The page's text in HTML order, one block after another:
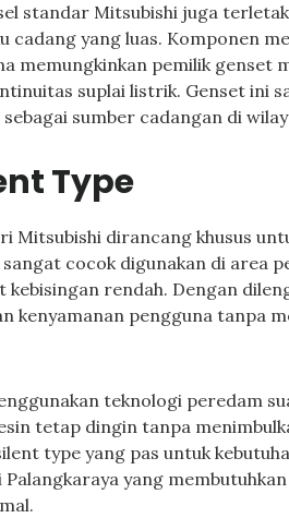
standar Mitsubishi juga
cadang yang luas. Komponen
memungkinkan pemilik genset
suplai listrik. Genset ini
sumber cadangan di
Type
Mitsubishi dirancang khusus
cocok digunakan di area
rendah. Dengan
kenyamanan pengguna tanpa
teknologi peredam
tetap dingin tanpa
type yang pas untuk
yang